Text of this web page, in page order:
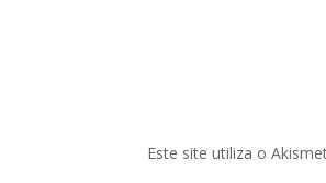
Este site utiliza o